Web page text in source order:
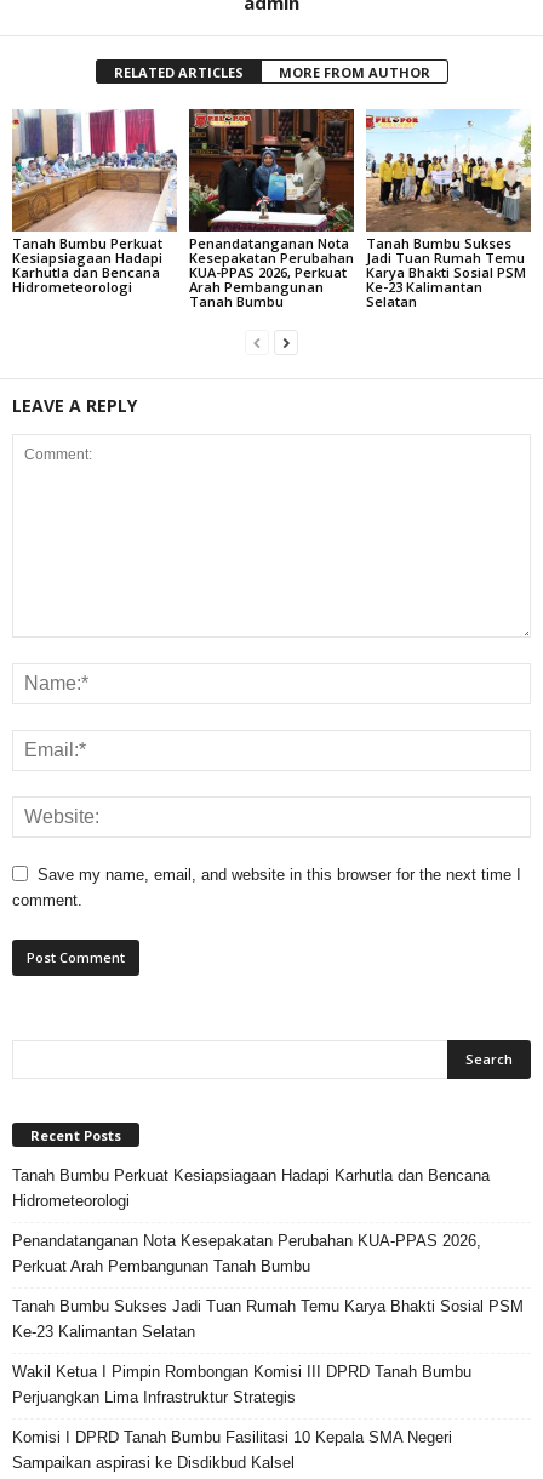
RELATED ARTICLES MORE FROM AUTHOR
Tanah Bumbu Perkuat
Kesiapsiagaan Hadapi
Karhutla dan Bencana
Hidrometeorologi
Penandatanganan Nota
Kesepakatan Perubahan
KUA-PPAS 2026, Perkuat
Arah Pembangunan
Tanah Bumbu
Tanah Bumbu Sukses
Jadi Tuan Rumah Temu
Karya Bhakti Sosial PSM
Ke-23 Kalimantan
Selatan
LEAVE A REPLY
Save my name, email, and website in this browser for the next time I
comment.
Recent Posts
Tanah Bumbu Perkuat Kesiapsiagaan Hadapi Karhutla dan Bencana
Hidrometeorologi
Penandatanganan Nota Kesepakatan Perubahan KUA-PPAS 2026,
Perkuat Arah Pembangunan Tanah Bumbu
Tanah Bumbu Sukses Jadi Tuan Rumah Temu Karya Bhakti Sosial PSM
Ke-23 Kalimantan Selatan
Wakil Ketua I Pimpin Rombongan Komisi III DPRD Tanah Bumbu
Perjuangkan Lima Infrastruktur Strategis
Komisi I DPRD Tanah Bumbu Fasilitasi 10 Kepala SMA Negeri
Sampaikan aspirasi ke Disdikbud Kalsel